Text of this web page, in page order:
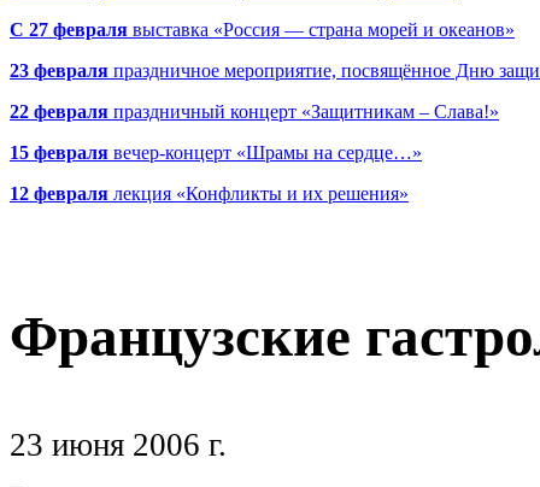
С 27 февраля выставка «Россия — страна морей и океанов»
23 февраля праздничное мероприятие, посвящённое Дню
22 февраля праздничный концерт «Защитникам – Слава!»
15 февраля вечер-концерт «Шрамы на сердце…»
12 февраля лекция «Конфликты и их решения»
Французские
23 июня 2006 г.